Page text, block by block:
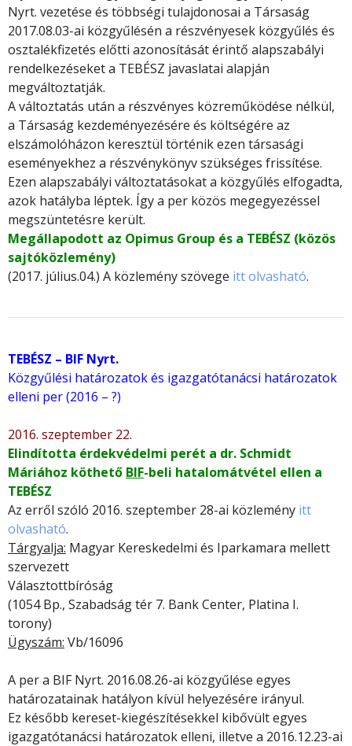
Nyrt. vezetése és többségi tulajdonosai a Társaság
2017.08.03-ai közgyűlésén a részvényesek közgyűlés és
osztalékfizetés előtti azonosítását érintő alapszabályi
rendelkezéseket a TEBÉSZ javaslatai alapján
megváltoztatják.
A változtatás után a részvényes közreműködése nélkül,
a Társaság kezdeményezésére és költségére az
elszámolóházon keresztül történik ezen társasági
eseményekhez a részvénykönyv szükséges frissítése.
Ezen alapszabályi változtatásokat a közgyűlés elfogadta,
azok hatályba léptek. Így a per közös megegyezéssel
megszüntetésre került.
Megállapodott az Opimus Group és a TEBÉSZ (közös
sajtóközlemény)
(2017. július.04.) A közlemény szövege itt olvasható.
TEBÉSZ – BIF Nyrt.
Közgyűlési határozatok és igazgatótanácsi határozatok
elleni per (2016 – ?)
2016. szeptember 22.
Elindította érdekvédelmi perét a dr. Schmidt
Máriához köthető BIF-beli hatalomátvétel ellen a
TEBÉSZ
Az erről szóló 2016. szeptember 28-ai közlemény itt
olvasható.
Tárgyalja: Magyar Kereskedelmi és Iparkamara mellett
szervezett
Választottbíróság
(1054 Bp., Szabadság tér 7. Bank Center, Platina I.
torony)
Ügyszám: Vb/16096
A per a BIF Nyrt. 2016.08.26-ai közgyűlése egyes
határozatainak hatályon kívül helyezésére irányul.
Ez később kereset-kiegészítésekkel kibővült egyes
igazgatótanácsi határozatok elleni, illetve a 2016.12.23-ai